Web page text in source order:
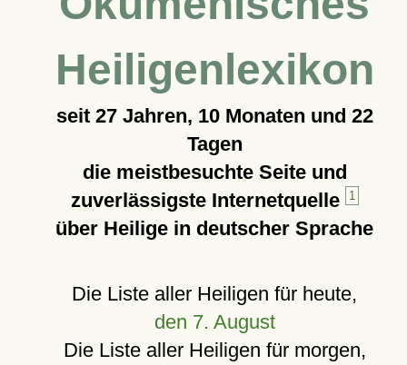
Heiligenlexikon
seit 27 Jahren, 10 Monaten und 22
Tagen
die meistbesuchte Seite und
zuverlässigste Internetquelle
1
über Heilige in deutscher Sprache
Die Liste aller Heiligen für heute,
den 7. August
Die Liste aller Heiligen für morgen,